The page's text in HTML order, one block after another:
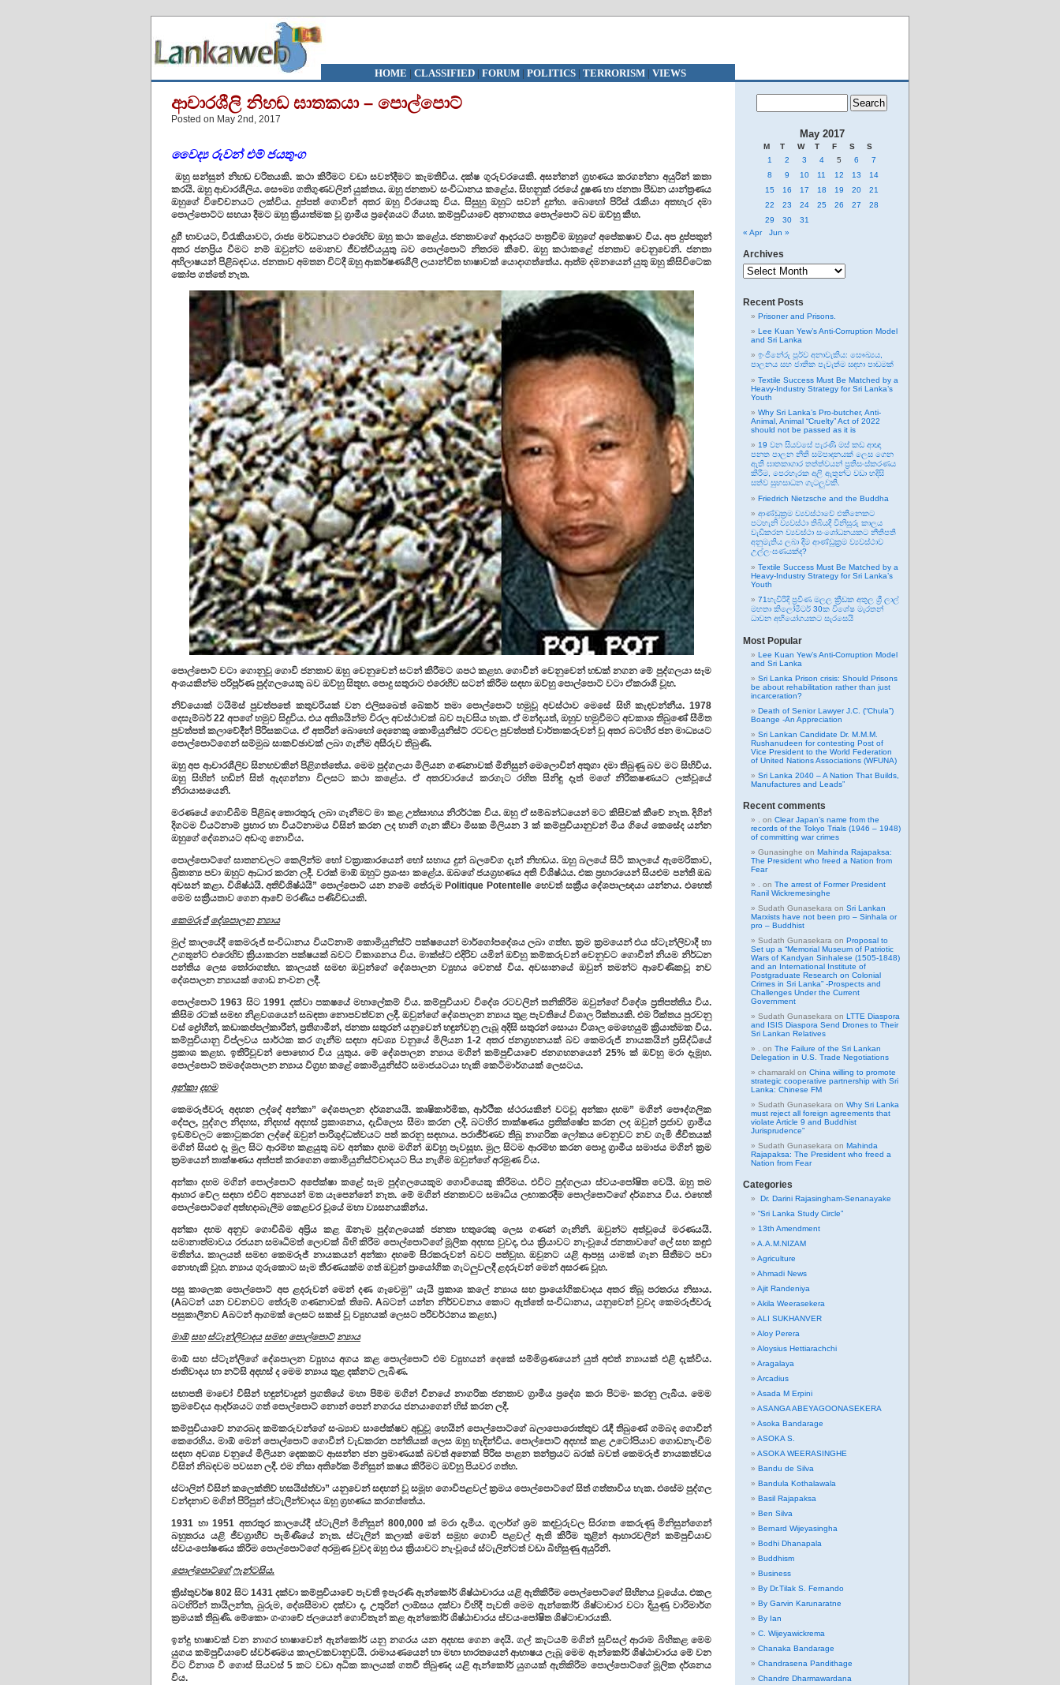
HOME | CLASSIFIED| FORUM| POLITICS | TERRORISM| VIEWS
ආචාරශීලි නිහඬ ඝාතකයා – පොල්පොට්
Posted on May 2nd, 2017
වෛද් රුවන් එම් ජයතුංග
ඔහු සන්සුන් නිහඬ චරිතයකි. කථා කිරීමට වඩා සවන්දීමට කැමතිවිය. දක්ෂ ගුරුවරයෙකි. අසන්නන් ග්‍රහණය කරගන්නා අයුරින් කතා
කරයි. ඔහු ආචාරශීලිය. සෞම්‍ය ගතිගුණවලින් යුක්තය. ඔහු ජනතාව සංවිධානය කළේය. සිහනුක් රජයේ දූෂණ හා ජනතා පීඩන යාන්ත්‍රණය
ඔහුගේ විවේචනයට ලක්විය. දුප්පත් ගොවීන් අතර ඔහු වීරයෙකු විය. සිසුහු ඔහුට සවන් දුන්හ. බොහෝ පිරිස් රැකියා අතහැර දමා
පොල්පොට්ට සහයා දීමට ඔහු ක්‍රියාත්මක වූ ග්‍රාමීය ප්‍රදේශයට ගියහ. කම්පුචියාවේ අනාගතය පොල්පොට් බව ඔව්හු කීහ.
දුගී භාවයට, විරැකියාවට, රාජ්‍ය මර්ධනයට එරෙහිව ඔහු කථා කළේය. ජනතාවගේ ආදරයට පාත්‍රවීම ඔහුගේ අපේක‍ෂාව විය. අප දුප්පතුන්
අතර ජනප්‍රිය වීමට නම් ඔවුන්ට සමානව ජීවත්වියයුතු බව පොල්පොට් නිතරම කීවේ. ඔහු කථාකළේ ජනතාව වෙනුවෙනි. ජනතා
අභිලාෂයන් පිළිබඳවය. ජනතාව අමතන විටදී ඔහු ආකර්ෂණශීලි ලයාන්විත භාෂාවක් යොදාගත්තේය. ආත්ම දමනයෙන් යුතු ඔහු කිසිවිටෙක
කෝප ගත්තේ නැත.
පොල්පොට් වටා ගොනුවූ ගොවි ජනතාව ඔහු වෙනුවෙන් සටන් කිරීමට ශපථ කළහ. ගොවීන් වෙනුවෙන් හඬක් නගන මේ පුද්ගලයා සෑම
අංශයකින්ම පරිපූර්ණ පුද්ගලයෙකු බව ඔව්හු සිතූහ. පොදු සතුරාට එරෙහිව සටන් කිරීම සඳහා ඔව්හු පොල්පොට් වටා ඒකරාශී වූහ.
නිව්යොක් ටයිම්ස් පුවත්පතේ කතුවරියක් වන එලිසඛෙත් බේකර් තමා පොල්පොට් හමුවූ අවස්ථාව මෙසේ සිහි කැඳවන්නීය. 1978
දෙසැම්බර් 22 අපගේ හමුව සිදුවිය. එය අතිශයින්ම විරල අවස්ථාවක් බව පැවසිය හැක. ඒ මන්දයත්, ඔහුව හමුවීමට අවකාශ තිබුණේ සීමිත
පුවත්පත් කලාවේදීන් පිරිසකටය. ඒ අතරින් බොහෝ දෙනෙකු කොමියුනිස්ට් රටවල පුවත්පත් වාර්තාකරුවන් වූ අතර බටහිර ජන මාධ්‍යයට
පොල්පොට්ගෙන් සම්මුඛ සාකච්ඡාවක් ලබා ගැනීම අසීරුව තිබුණි.
ඔහු අප ආචාරශීලිව සිනහවකින් පිළිගත්තේය. මෙම පුද්ගලයා මිලියන ගණනාවක් මිනිසුන් මෙලොවින් අතුගා දමා තිබුණු බව මට සිහිවිය.
ඔහු සිහින් හඬින් සිත් ඇදගන්නා විලසට කථා කළේය. ඒ අතරවාරයේ කරගැට රහිත සිනිඳු දෑත් මගේ නිරීක‍ෂණයට ලක්වූයේ
නිරායාසයෙනි.
මරණයේ ගොවිබිම පිළිබඳ තොරතුරු ලබා ගැනීමට මා කළ උත්සාහය නිරර්ථක විය. ඔහු ඒ සම්බන්ධයෙන් මට කිසිවක් කීවේ නැත. දිගින්
දිගටම වියට්නාම් ප්‍රහාර හා වියට්නාමය විසින් කරන ලද හානි ගැන කීවා මිසක මිලියන 3 ක් කම්පුචියානුවන් මිය ගියේ කෙසේද යන්න
ඔහුගේ දේශනයට අඩංගු නොවීය.
පොල්පොට්ගේ ඝාතනවලට කෙලින්ම හෝ වක්‍රාකාරයෙන් හෝ සහාය දුන් බලවේග දැන් නිහඬය. ඔහු බලයේ සිටි කාලයේ ඇමෙරිකාව,
බ්‍රිතාන්‍ය පවා ඔහුට ආධාර කරන ලදී. වරක් මාඕ ඔහුට ප්‍රශංසා කළේය. ඔබගේ ජයග්‍රහණය අති විශිෂ්ඨය. එක ප්‍රහාරයෙන් සියළුම පන්ති ඔබ
අවසන් කළා. විශිෂ්ඨයි. අතිවිශිෂ්ඨයි” පොල්පොට් යන නමේ තේරුම Politique Potentelle හෙවත් සක්‍රීය දේශපාලඥයා යන්නය. එහෙත්
මෙම සක්‍රීයතාව ගෙන ආවේ මරණීය පණිවිඩයකි.
කෙමරුජ් දේශපාලන න්යාය
මුල් කාලයේදී කෙමරූජ් සංවිධානය වියට්නාම් කොමියුනිස්ට් පක්ෂයෙන් මාර්ගෝපදේශය ලබා ගත්හ. ක්‍රම ක්‍රමයෙන් එය ස්ටැන්ලිවාදී හා
උගතුන්ට එරෙහිව ක්‍රියාකරන පක්ෂයක් බවට විකාශනය විය. මාක්ස්ට එදිරිව යමින් ඔව්හු කම්කරුවන් වෙනුවට ගොවීන් නියම නිර්ධන
පන්තිය ලෙස තෝරාගත්හ. කාලයත් සමඟ ඔවුන්ගේ දේශපාලන ව්‍යුහය වෙනස් විය. අවසානයේ ඔවුන් තමන්ට ආවේණිකවූ නව
දේශපාලන න්‍යායක් ගොඩ නංවන ලදී.
පොල්පොට් 1963 සිට 1991 දක්වා පක‍ෂයේ මහාලේකම් විය. කම්පුචියාව විදේශ රටවලින් තනිකිරීම ඔවුන්ගේ විදේශ ප්‍රතිපත්තිය විය.
කිසිම රටක් සමඟ නිළවශයෙන් සබඳතා නොපවත්වන ලදී. ඔවුන්ගේ දේශපාලන න්‍යාය තුළ පැවතියේ විශාල රික්තයකි. එම රික්තය පුරවනු
වස් ද්‍රෝහීන්, කඩාකප්පල්කාරීන්, ප්‍රතිගාමීන්, ජනතා සතුරන් යනුවෙන් හඳුන්වනු ලැබූ අදිසි සතුරන් සොයා විශාල මෙහෙයුම් ක්‍රියාත්මක විය.
කම්පුචියානු විප්ලවය සාර්ථක කර ගැනීම සඳහා අවශ්‍ය වනුයේ මිලියන 1-2 අතර ජනග්‍රහනයක් බව කෙමරුජ් නායකයින් ප්‍රසිද්ධියේ
ප්‍රකාශ කළහ. ඉතිරිවූවන් පොහොර විය යුතුය. මේ දේශපාලන න්‍යාය මගින් කම්පුචියාවේ ජනගහනයෙන් 25% ක් ඔව්හු මරා දැමූහ.
පොල්පොට් තමදේශපාලන න්‍යාය විග්‍රහ කළේ කොමියුනිස්ට් සමාජයටයා හැකි කෙටිමාර්ගයක් ලෙසටය.
අන්කා දහම
කෙමරූජ්වරු අදහන ලද්දේ අන්කා” දේශපාලන දර්ශනයයි. කෘෂිකාර්මික, ආර්ථීක ස්ථරයකින් වටවූ අන්කා දහම” මගින් පෞද්ගලික
දේපල, පුද්ගල නිදහස, නිදහස් අදහස් ප්‍රකාශනය, දැඩිලෙස සීමා කරන ලදී. බටහිර තාක්ෂණය ප්‍රතික්ෂේප කරන ලද ඔවුන් ප්‍රජාව ග්‍රාමීය
ඉඩම්වලට කොටුකරන ලද්දේ ඔවුන් පාරිශුද්ධත්වයට පත් කරනු සඳහාය. පරාජීර්ණව තිබූ නාගරික ලෝකය වෙනුවට නව ගැමි ජීවිතයක්
මගින් සියළු දෑ මුල සිට ආරම්භ කළයුතු බව අන්කා දහම මගින් ඔව්හු පැවසූහ. මුල සිටම ආරම්භ කරන පොදු ග්‍රාමීය සමාජය මගින් ක්‍රම
ක්‍රමයෙන් තාක්ෂණය අත්පත් කරගෙන කොමියුනිස්ට්වාදයට පිය නැගීම ඔවුන්ගේ අරමුණ විය.
අන්කා දහම මගින් පොල්පොට් අපේක්ෂා කළේ සෑම පුද්ගලයෙකුම ගොවියෙකු කිරීමය. එවිට පුද්ගලයා ස්වයංපෝෂිත වෙයි. ඔහු තම
ආහාර වේල සඳහා එවිට අන්‍යයන් මත යැපෙන්නේ නැත. මේ මගින් ජනතාවට සමෘධිය ලඟාකරදීම පොල්පොට්ගේ දර්ශනය විය. එහෙත්
පොල්පොට්ගේ අත්හදාබැලීම කෙළවර වූයේ මහා ව්‍යසනයකින්ය.
අන්කා දහම අනුව ගොවිබිම අප්‍රිය කළ ඕනෑම පුද්ගලයෙක් ජනතා හතුරෙකු ලෙස ගණන් ගැනිනි. ඔවුන්ට අත්වූයේ මරණයයි.
සමානාත්මාවය රජයන සමෘධිමත් ලොවක් බිහි කිරීම පොල්පොට්ගේ මූලික අදහස වුවද, එය ක්‍රියාවට නැංවූයේ ජනතාවගේ ලේ සහ කඳුළු
මතින්ය. කාලයත් සමඟ කෙමරූජ් නායකයන් අන්කා දහමේ සිරකරුවන් බවට පත්වූහ. ඔවුනට යළි ආපසු යාමක් ගැන සිතීමට පවා
නොහැකි වූහ. න්‍යාය ගුරුකොට සෑම තීරණයක්ම ගත් ඔවුන් ප්‍රායෝගික ගැටලුවලදී ළදරුවන් මෙන් අසරණ වූහ.
පසු කාලෙක පොල්පොට් අප ළදරුවන් මෙන් දණ ගෑවෙමු” යැයි ප්‍රකාශ කලේ න්‍යාය සහ ප්‍රායෝගිකවාදය අතර තිබූ පරතරය නිසාය.
(Aබටන් යන වචනවට තේරුම් ගණනාවක් තිබේ. Aබටන් යන්න නිර්වචනය කොට ඇත්තේ සංවිධානය, යනුවෙන් වුවද කෙමරූජ්වරු
පසුකාලීනව Aබටන් ආගමක් ලෙසට සකස් වූ ව්‍යුහයක් ලෙසට පරිවර්ථනය කළහ.)
මාඕ සහ ස්ටැන්ලිවාදය සමඟ පොල්පොට් න්යාය
මාඕ සහ ස්ටැන්ලිගේ දේශපාලන ව්‍යුහය අගය කළ පොල්පොට් එම ව්‍යුහයන් දෙකේ සම්මිශ්‍රණයෙන් යුත් අළුත් න්‍යායක් එළි දැක්වීය.
ජාතිවාදය හා නට්සි අදහස් ද මෙම න්‍යාය තුළ දක්නට ලැබිණ.
සභාපති මාවෝ විසින් හඳුන්වාදුන් ප්‍රගතියේ මහා පිම්ම මගින් චීනයේ නාගරික ජනතාව ග්‍රාමීය ප්‍රදේශ කරා පිටමං කරනු ලැබීය. මෙම
ක්‍රමවේදය ආදර්ශයට ගත් පොල්පොට් නොන් පෙන් නගරය ජනයාගෙන් හිස් කරන ලදී.
කම්පුචියාවේ නගරබද කම්කරුවන්ගේ සංඛ්‍යාව සාපේක්ෂව අඩුවූ හෙයින් පොල්පොට්ගේ බලාපොරොත්තුව රැඳී තිබුණේ ගම්බද ගොවීන්
කෙරෙහිය. මාඕ මෙන් පොල්පොට් ගොවීන් වැඩකරන පන්තියක් ලෙස ඔහු හැඳින්වීය. පොල්පොට් අදහස් කළ උටෝපියාව ගොඩනැංවීම
සඳහා අවශ්‍ය වනුයේ මිලියන දෙකකට ආසන්න ජන ප්‍රමාණයක් බවත් අනෙක් පිරිස පාළන තන්ත්‍රයට බරක් බවත් කෙමරූජ් නායකත්වය
විසින් නිබඳවම පවසන ලදී. එම නිසා අතිරේක මිනිසුන් ක‍ෂය කිරීමට ඔව්හු පියවර ගත්හ.
ස්ටාලින් විසින් කලෙක්තිව් හසයිස්ත්වා” යනුවෙන් සඳහන් වූ සමූහ ගොවිපළවල් ක්‍රමය පොල්පොට්ගේ සිත් ගත්තාවිය හැක. එසේම පුද්ගල
වන්දනාව මගින් පිරිපුන් ස්ටැලින්වාදය ඔහු ග්‍රහණය කරගත්තේය.
1931 හා 1951 අතරතුර කාලයේදී ස්ටැලින් මිනිසුන් 800,000 ක් මරා දැමීය. ගුලාර්ග් ශ්‍රම කඳවුරුවල සිරගත කෙරුණු මිනිසුන්ගෙන්
බහුතරය යළි ජීවග්‍රාහීව පැමිණියේ නැත. ස්ටැලින් කලාක් මෙන් සමූහ ගොවි පළවල් ඇති කිරීම තුළින් ආහාරවලින් කම්පුචියාව
ස්වයංපෝෂණය කිරීම පොල්පොට්ගේ අරමුණ වුවද ඔහු එය ක්‍රියාවට නැංවූයේ ස්ටැලින්ටත් වඩා බිහිසුණු අයුරිනි.
පොල්පොට්ගේ ෆැන්ටසිය.
ක්‍රිස්තුවර්ෂ 802 සිට 1431 දක්වා කම්පුචියාවේ පැවති ඉපැරණි ඇන්කෝර් ශිෂ්ඨාචාරය යළි ඇතිකිරීම පොල්පොට්ගේ සිහිනය වූයේය. එකල
බටහිරින් තායිලන්ත, බුරුම, දේශසීමාව දක්වා ද, උතුරින් ලාඕසය දක්වා විහිදී පැවති මෙම ඇන්කෝර් ශිෂ්ටාචාර වටා දියුණු වාරිමාර්ග
ක්‍රමයක් තිබුණි. මේකොං ගංගාවේ ජලයෙන් ගොවිතැන් කළ ඇන්කෝර් ශිෂ්ඨාචාරය ස්වයංපෝෂිත ශිෂ්ටාචාරයකි.
ඉන්දු භාෂාවක් වන නාගර භාෂාවෙන් ඇන්කෝර් යනු නගරය යන අදහස ගෙන දෙයි. ගල් කැටයම් මගින් සුවිසල් ආරාම බිහිකළ මෙම
යුගය කම්පුචියාවේ ස්වර්ණමය කාලවකවානුවයි. රාමායණයෙන් හා මහා භාරතයෙන් ආභාෂය ලැබූ මෙම ඇන්කෝර් ශිෂ්ඨාචාරය මේ වන
විට විනාශ වී ගොස් සියවස් 5 කට වඩා අධික කාලයක් ගතවී තිබුණද යළි ඇන්කෝර් යුගයක් ඇතිකිරීම පොල්පොට්ගේ මූලික දර්ශනය
විය.
May 2017
M T W T F S
S
1
2 3 4 5 6
7
8
9 10 11 12 13
14
15
16 17 18 19 20
21
22
23 24 25 26 27
28
29
30
31
« Apr
Jun »
Archives
Archives
Recent Posts
Prisoner and Prisons.
Lee Kuan Yew’s Anti-Corruption Model
and Sri Lanka
ඉංජිනේරු පූර්ව අනාවැකිය: සෞඛ්‍යය,
පාලනය සහ ජාතික පැවැත්ම සඳහා පාඩමක්
Textile Success Must Be Matched by a
Heavy-Industry Strategy for Sri Lanka’s
Youth
Why Sri Lanka’s Pro-butcher, Anti-
Animal, Animal “Cruelty” Act of 2022
should not be passed as it is
19 වන සියවසේ පැරණි මස් කඩ ආඥා
පනත පාලන නීති සම්පාදනයක් ලෙස ගෙන
ඇති ඝාතකාගාර තත්ත්වයන් ප්‍රතිසංස්කරණය
කිරීම, පෙරහැරක අලි ඇතුන්ට වඩා හදිසි
සත්ව සුභසාධන ගැටලුවකි.
Friedrich Nietzsche and the Buddha
ආණ්ඩුක්‍රම ව්‍යවස්ථාවේ එකිනෙකට
පටහැනි ව්‍යවස්ථා තිබියදී විනිසුරු කාලය
වැඩිකරන ව්‍යවස්ථා සංශෝධනයකට නීතිපති
අනුමැතිය ලබා දීම ආණ්ඩුක්‍රම ව්‍යවස්ථාව
උල්ලංඝණයක්ද?
Textile Success Must Be Matched by a
Heavy-Industry Strategy for Sri Lanka’s
Youth
71හැවිරිදි ප්‍රවීණ මලල ක්‍රීඩක අතුල ශ්‍රී ලාල්
මහතා කිලෝමීටර් 30ක විශේෂ මැරතන්
ධාවන අභියෝගයකට සැරසෙයි
Most Popular
Lee Kuan Yew’s Anti-Corruption Model
and Sri Lanka
Sri Lanka Prison crisis: Should Prisons
be about rehabilitation rather than just
incarceration?
Death of Senior Lawyer J.C. (“Chula”)
Boange -An Appreciation
Sri Lankan Candidate Dr. M.M.M.
Rushanudeen for contesting Post of
Vice President to the World Federation
of United Nations Associations (WFUNA)
Sri Lanka 2040 – A Nation That Builds,
Manufactures and Leads”
Recent comments
on Clear Japan’s name from the
records of the Tokyo Trials (1946 – 1948)
of committing war crimes
Gunasinghe on Mahinda Rajapaksa:
The President who freed a Nation from
Fear
on The arrest of Former President
Ranil Wickremesinghe
Sudath Gunasekara on Sri Lankan
Marxists have not been pro – Sinhala or
pro – Buddhist
Sudath Gunasekara on Proposal to
Set up a “Memorial Museum of Patriotic
Wars of Kandyan Sinhalese (1505-1848)
and an International Institute of
Postgraduate Research on Colonial
Crimes in Sri Lanka” -Prospects and
Challenges Under the Current
Government
Sudath Gunasekara on LTTE Diaspora
and ISIS Diaspora Send Drones to Their
Sri Lankan Relatives
on The Failure of the Sri Lankan
Delegation in U.S. Trade Negotiations
chamarakl on China willing to promote
strategic cooperative partnership with Sri
Lanka: Chinese FM
Sudath Gunasekara on Why Sri Lanka
must reject all foreign agreements that
violate Article 9 and Buddhist
Jurisprudence”
Sudath Gunasekara on Mahinda
Rajapaksa: The President who freed a
Nation from Fear
Categories
Dr. Darini Rajasingham-Senanayake
“Sri Lanka Study Circle”
13th Amendment
A.A.M.NIZAM
Agriculture
Ahmadi News
Ajit Randeniya
Akila Weerasekera
ALI SUKHANVER
Aloy Perera
Aloysius Hettiarachchi
Aragalaya
Arcadius
Asada M Erpini
ASANGA ABEYAGOONASEKERA
Asoka Bandarage
ASOKA S.
ASOKA WEERASINGHE
Bandu de Silva
Bandula Kothalawala
Basil Rajapaksa
Ben Silva
Bernard Wijeyasingha
Bodhi Dhanapala
Buddhism
Business
By Dr.Tilak S. Fernando
By Garvin Karunaratne
By Ian
C. Wijeyawickrema
Chanaka Bandarage
Chandrasena Pandithage
Chandre Dharmawardana